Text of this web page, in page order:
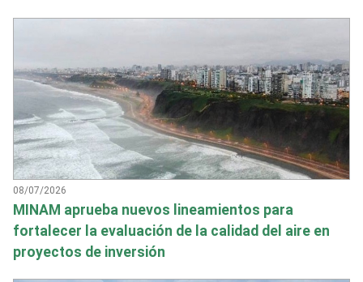
08/07/2026
MINAM aprueba nuevos lineamientos para
fortalecer la evaluación de la calidad del aire en
proyectos de inversión